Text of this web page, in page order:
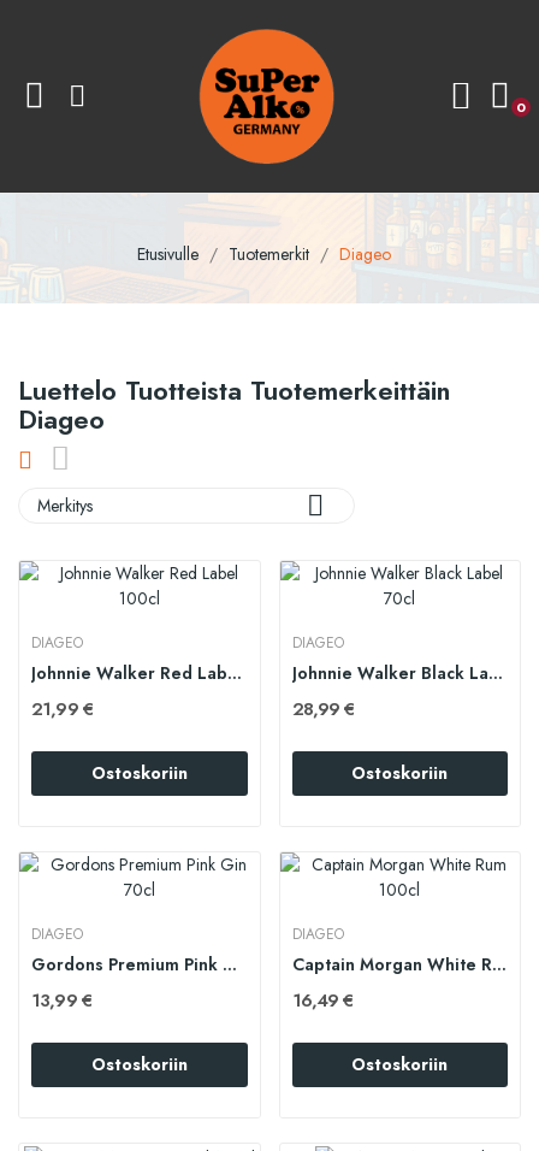
0
Etusivulle Tuotemerkit Diageo
Luettelo Tuotteista Tuotemerkeittäin
Diageo
Merkitys 
DIAGEO
Johnnie Walker Red Label 100cl
21,99 €
Ostoskoriin
DIAGEO
Johnnie Walker Black Label 70cl
28,99 €
Ostoskoriin
DIAGEO
Gordons Premium Pink Gin 70cl
13,99 €
Ostoskoriin
DIAGEO
Captain Morgan White Rum 100cl
16,49 €
Ostoskoriin